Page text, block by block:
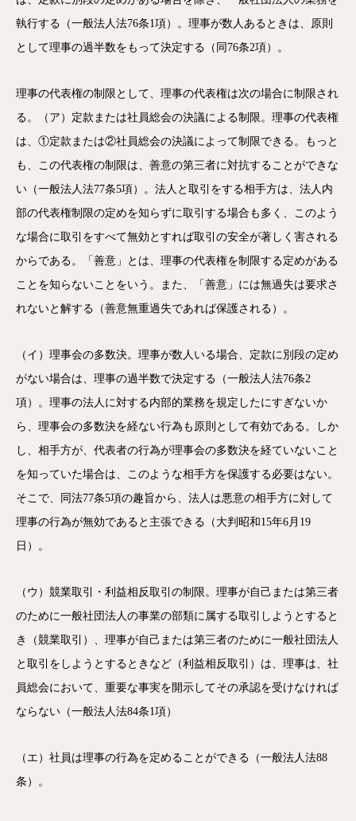
執行する（一般法人法76条1項）。理事が数人あるときは、原則
として理事の過半数をもって決定する（同76条2項）。
理事の代表権の制限として、理事の代表権は次の場合に制限され
る。（ア）定款または社員総会の決議による制限。理事の代表権
は、①定款または②社員総会の決議によって制限できる。もっと
も、この代表権の制限は、善意の第三者に対抗することができな
い（一般法人法77条5項）。法人と取引をする相手方は、法人内
部の代表権制限の定めを知らずに取引する場合も多く、このよう
な場合に取引をすべて無効とすれば取引の安全が著しく害される
からである。「善意」とは、理事の代表権を制限する定めがある
ことを知らないことをいう。また、「善意」には無過失は要求さ
れないと解する（善意無重過失であれば保護される）。
（イ）理事会の多数決。理事が数人いる場合、定款に別段の定め
がない場合は、理事の過半数で決定する（一般法人法76条2
項）。理事の法人に対する内部的業務を規定したにすぎないか
ら、理事会の多数決を経ない行為も原則として有効である。しか
し、相手方が、代表者の行為が理事会の多数決を経ていないこと
を知っていた場合は、このような相手方を保護する必要はない。
そこで、同法77条5項の趣旨から、法人は悪意の相手方に対して
理事の行為が無効であると主張できる（大判昭和15年6月19
日）。
（ウ）競業取引・利益相反取引の制限。理事が自己または第三者
のために一般社団法人の事業の部類に属する取引しようとすると
き（競業取引）、理事が自己または第三者のために一般社団法人
と取引をしようとするときなど（利益相反取引）は、理事は、社
員総会において、重要な事実を開示してその承認を受けなければ
ならない（一般法人法84条1項）
（エ）社員は理事の行為を定めることができる（一般法人法88
条）。